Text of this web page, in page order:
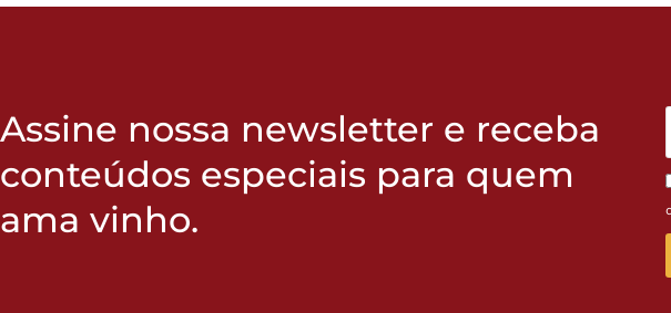
Assine nossa newsletter e receba
conteúdos especiais para quem
ama vinho.